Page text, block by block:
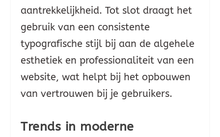
aantrekkelijkheid. Tot slot draagt het
gebruik van een consistente
typografische stijl bij aan de algehele
esthetiek en professionaliteit van een
website, wat helpt bij het opbouwen
van vertrouwen bij je gebruikers.
Trends in moderne